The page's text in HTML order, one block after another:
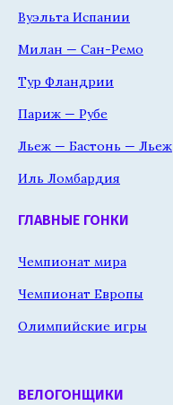
Вуэльта Испании
Милан — Сан-Ремо
Тур Фландрии
Париж — Рубе
Льеж — Бастонь — Льеж
Иль Ломбардия
ГЛАВНЫЕ ГОНКИ
Чемпионат мира
Чемпионат Европы
Олимпийские игры
ВЕЛОГОНЩИКИ